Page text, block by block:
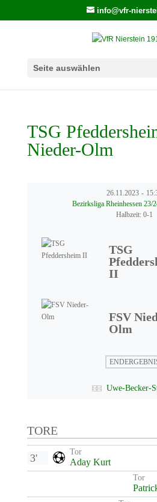
info@vfr-
Seite auswählen
TSG
Nieder-Olm
26.11.2023 -
Bezirksliga Rheinhessen 23/
Halbzeit: 0-1
TSG
II
FSV
Olm
Uwe-Becker-
TORE
Tor
Aday Kurt
3'
Tor